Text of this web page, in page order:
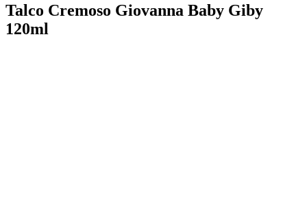
Talco Cremoso Giovanna Baby Giby
120ml